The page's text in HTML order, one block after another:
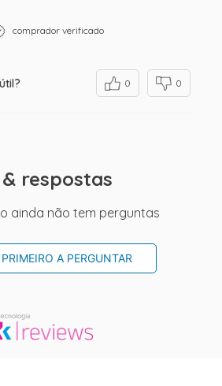
comprador verificado
0 0
respostas
ainda não tem perguntas
A PERGUNTAR